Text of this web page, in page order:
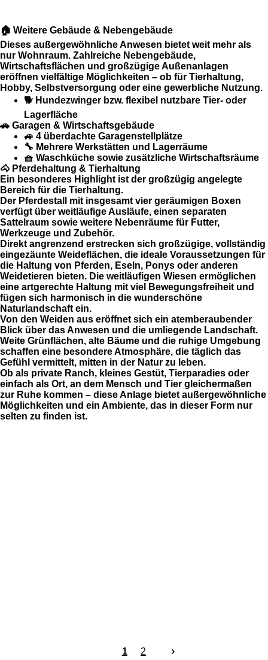
🏠 Weitere Gebäude & Nebengebäude
Dieses außergewöhnliche Anwesen bietet weit mehr als
nur Wohnraum. Zahlreiche Nebengebäude,
Wirtschaftsflächen und großzügige Außenanlagen
eröffnen vielfältige Möglichkeiten – ob für Tierhaltung,
Hobby, Selbstversorgung oder eine gewerbliche Nutzung.
🐕 Hundezwinger bzw. flexibel nutzbare Tier- oder
Lagerfläche
🚗 Garagen & Wirtschaftsgebäude
🚙 4 überdachte Garagenstellplätze
🔧 Mehrere Werkstätten und Lagerräume
🧺 Waschküche sowie zusätzliche Wirtschaftsräume
🐴 Pferdehaltung & Tierhaltung
Ein besonderes Highlight ist der großzügig angelegte
Bereich für die Tierhaltung.
Der Pferdestall mit insgesamt vier geräumigen Boxen
verfügt über weitläufige Ausläufe, einen separaten
Sattelraum sowie weitere Nebenräume für Futter,
Werkzeuge und Zubehör.
Direkt angrenzend erstrecken sich großzügige, vollständig
eingezäunte Weideflächen, die ideale Voraussetzungen für
die Haltung von Pferden, Eseln, Ponys oder anderen
Weidetieren bieten. Die weitläufigen Wiesen ermöglichen
eine artgerechte Haltung mit viel Bewegungsfreiheit und
fügen sich harmonisch in die wunderschöne
Naturlandschaft ein.
Von den Weiden aus eröffnet sich ein atemberaubender
Blick über das Anwesen und die umliegende Landschaft.
Weite Grünflächen, alte Bäume und die ruhige Umgebung
schaffen eine besondere Atmosphäre, die täglich das
Gefühl vermittelt, mitten in der Natur zu leben.
Ob als private Ranch, kleines Gestüt, Tierparadies oder
einfach als Ort, an dem Mensch und Tier gleichermaßen
zur Ruhe kommen – diese Anlage bietet außergewöhnliche
Möglichkeiten und ein Ambiente, das in dieser Form nur
selten zu finden ist.
1
2